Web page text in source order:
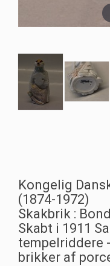
Kongelig
(1874-1972)
Skakbrik :
Skabt i 1911
tempelriddere
brikker af